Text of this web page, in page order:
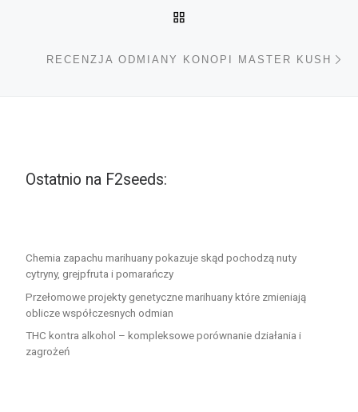
RECENZJA ODMIANY KONOPI MASTER KUSH
Ostatnio na F2seeds:
Chemia zapachu marihuany pokazuje skąd pochodzą nuty
cytryny, grejpfruta i pomarańczy
Przełomowe projekty genetyczne marihuany które zmieniają
oblicze współczesnych odmian
THC kontra alkohol – kompleksowe porównanie działania i
zagrożeń